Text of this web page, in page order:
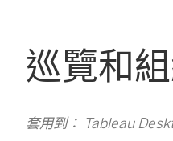
巡覽和
套用到： Tableau